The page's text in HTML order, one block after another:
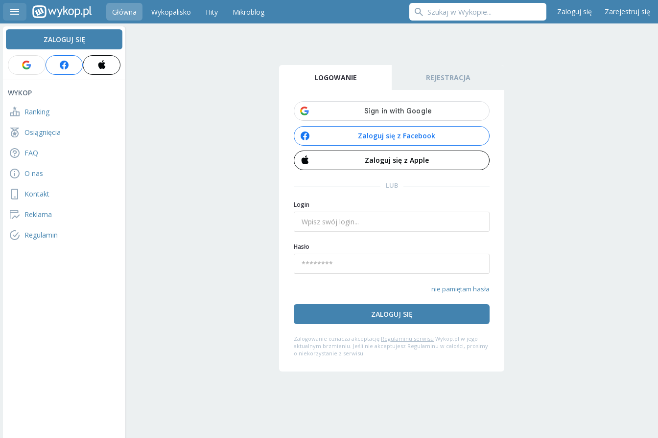
Główna Wykopalisko Hity Mikroblog Zaloguj się Zarejestruj się
ZALOGUJ SIĘ
WYKOP
Ranking
Osiągnięcia
FAQ
O nas
Kontakt
Reklama
Regulamin
LOGOWANIE REJESTRACJA
Zaloguj się z Facebook
Zaloguj się z Apple
LUB
Login
Hasło
nie pamiętam hasła
ZALOGUJ SIĘ
Zalogowanie oznacza akceptację Regulaminu serwisu Wykop.pl w jego
aktualnym brzmieniu. Jeśli nie akceptujesz Regulaminu w całości, prosimy
o niekorzystanie z serwisu.